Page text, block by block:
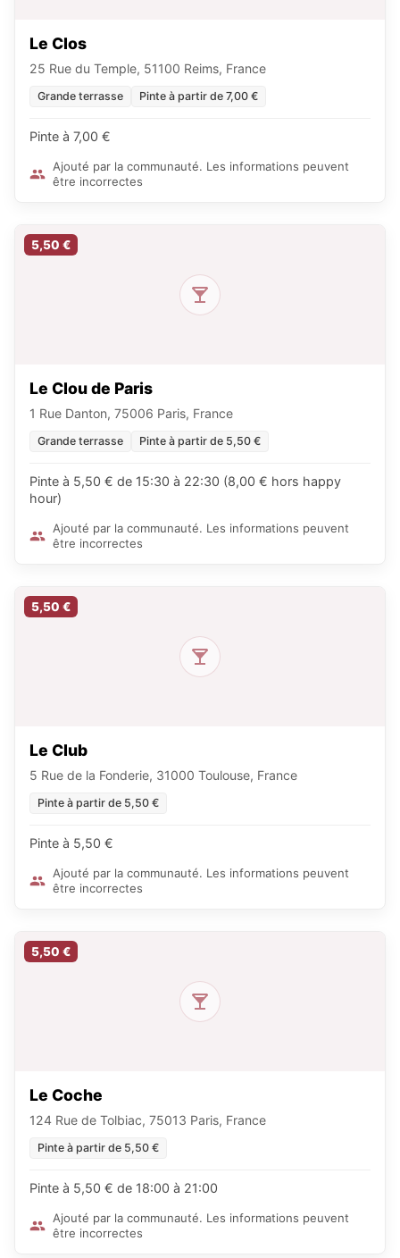
Le Clos
25 Rue du Temple, 51100 Reims, France
Grande terrasse Pinte à partir de 7,00 €
Pinte à 7,00 €
Ajouté par la communauté. Les informations peuvent
être incorrectes
5,50 €
Le Clou de Paris
1 Rue Danton, 75006 Paris, France
Grande terrasse Pinte à partir de 5,50 €
Pinte à 5,50 € de 15:30 à 22:30 (8,00 € hors happy
hour)
Ajouté par la communauté. Les informations peuvent
être incorrectes
5,50 €
Le Club
5 Rue de la Fonderie, 31000 Toulouse, France
Pinte à partir de 5,50 €
Pinte à 5,50 €
Ajouté par la communauté. Les informations peuvent
être incorrectes
5,50 €
Le Coche
124 Rue de Tolbiac, 75013 Paris, France
Pinte à partir de 5,50 €
Pinte à 5,50 € de 18:00 à 21:00
Ajouté par la communauté. Les informations peuvent
être incorrectes